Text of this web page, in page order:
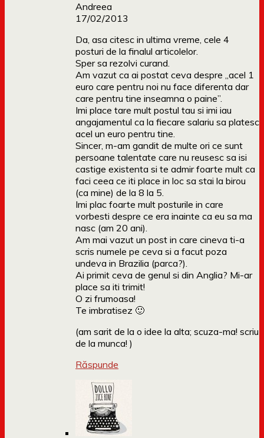
Andreea
17/02/2013
Da, asa citesc in ultima vreme, cele 4
posturi de la finalul articolelor.
Sper sa rezolvi curand.
Am vazut ca ai postat ceva despre „acel 1
euro care pentru noi nu face diferenta dar
care pentru tine inseamna o paine”.
Imi place tare mult postul tau si imi iau
angajamentul ca la fiecare salariu sa platesc
acel un euro pentru tine.
Sincer, m-am gandit de multe ori ce sunt
persoane talentate care nu reusesc sa isi
castige existenta si te admir foarte mult ca
faci ceea ce iti place in loc sa stai la birou
(ca mine) de la 8 la 5.
Imi plac foarte mult posturile in care
vorbesti despre ce era inainte ca eu sa ma
nasc (am 20 ani).
Am mai vazut un post in care cineva ti-a
scris numele pe ceva si a facut poza
undeva in Brazilia (parca?).
Ai primit ceva de genul si din Anglia? Mi-ar
place sa iti trimit!
O zi frumoasa!
Te imbratisez 🙂
(am sarit de la o idee la alta; scuza-ma! scriu
de la munca! )
Răspunde